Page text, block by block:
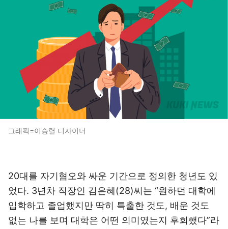
그래픽=이승렬 디자이너
20대를 자기혐오와 싸운 기간으로 정의한 청년도 있
었다. 3년차 직장인 김은혜(28)씨는 “원하던 대학에
입학하고 졸업했지만 딱히 특출한 것도, 배운 것도
없는 나를 보며 대학은 어떤 의미였는지 후회했다”라